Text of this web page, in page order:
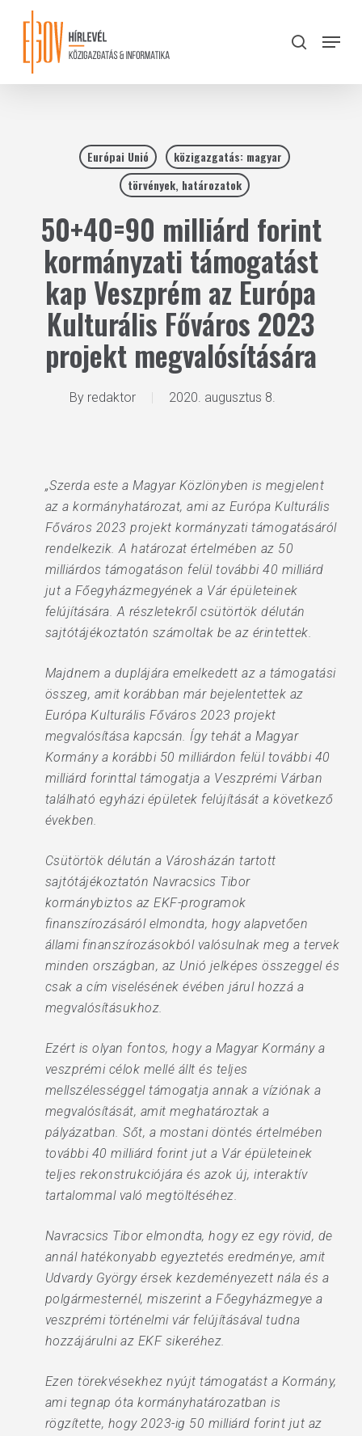
content
search
Menu
Európai Unió
közigazgatás: magyar
törvények, határozatok
50+40=90 milliárd forint
kormányzati támogatást
kap Veszprém az Európa
Kulturális Főváros 2023
projekt megvalósítására
By redaktor 2020. augusztus 8.
„Szerda este a Magyar Közlönyben is megjelent
az a kormányhatározat, ami az Európa Kulturális
Főváros 2023 projekt kormányzati támogatásáról
rendelkezik. A határozat értelmében az 50
milliárdos támogatáson felül további 40 milliárd
jut a Főegyházmegyének a Vár épületeinek
felújítására. A részletekről csütörtök délután
sajtótájékoztatón számoltak be az érintettek.
Majdnem a duplájára emelkedett az a támogatási
összeg, amit korábban már bejelentettek az
Európa Kulturális Főváros 2023 projekt
megvalósítása kapcsán. Így tehát a Magyar
Kormány a korábbi 50 milliárdon felül további 40
milliárd forinttal támogatja a Veszprémi Várban
található egyházi épületek felújítását a következő
években.
Csütörtök délután a Városházán tartott
sajtótájékoztatón Navracsics Tibor
kormánybiztos az EKF-programok
finanszírozásáról elmondta, hogy alapvetően
állami finanszírozásokból valósulnak meg a tervek
minden országban, az Unió jelképes összeggel és
csak a cím viselésének évében járul hozzá a
megvalósításukhoz.
Ezért is olyan fontos, hogy a Magyar Kormány a
veszprémi célok mellé állt és teljes
mellszélességgel támogatja annak a víziónak a
megvalósítását, amit meghatároztak a
pályázatban. Sőt, a mostani döntés értelmében
további 40 milliárd forint jut a Vár épületeinek
teljes rekonstrukciójára és azok új, interaktív
tartalommal való megtöltéséhez.
Navracsics Tibor elmondta, hogy ez egy rövid, de
annál hatékonyabb egyeztetés eredménye, amit
Udvardy György érsek kezdeményezett nála és a
polgármesternél, miszerint a Főegyházmegye a
veszprémi történelmi vár felújításával tudna
hozzájárulni az EKF sikeréhez.
Ezen törekvésekhez nyújt támogatást a Kormány,
ami tegnap óta kormányhatározatban is
rögzítette, hogy 2023-ig 50 milliárd forint jut az
Close